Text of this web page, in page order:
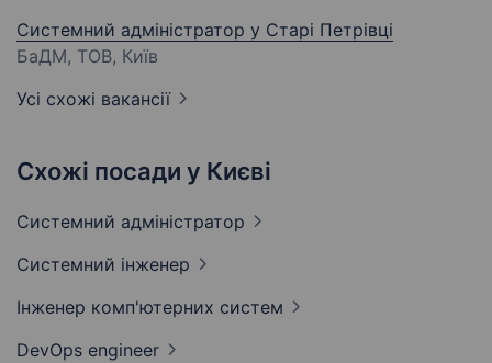
Системний адміністратор у Старі Петрівці
БаДМ, ТОВ, Київ
Усі схожі вакансії
Схожі посади у Києві
Системний адміністратор
Системний інженер
Інженер комп'ютерних систем
DevOps engineer